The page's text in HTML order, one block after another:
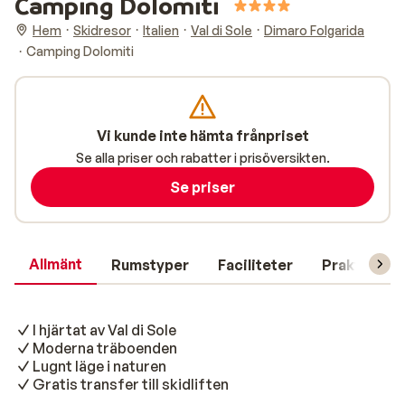
Hem Skidresor Italien Val di Sole
Dimaro Folgarida
Camping Dolomiti
Allmänt Rumstyper Faciliteter Praktisk
I hjärtat av Val di Sole
Moderna träboenden
Lugnt läge i naturen
Gratis transfer till skidliften
Vi kunde inte hämta frånpriset
Se alla priser och rabatter i prisöversikten.
Se priser